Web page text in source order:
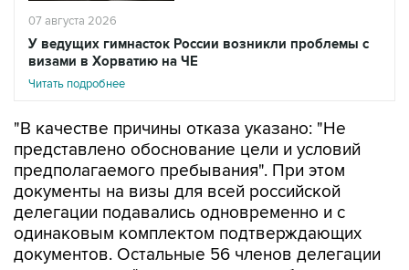
07 августа 2026
У ведущих гимнасток России возникли проблемы с
визами в Хорватию на ЧЕ
Читать подробнее
"В качестве причины отказа указано: "Не
представлено обоснование цели и условий
предполагаемого пребывания". При этом
документы на визы для всей российской
делегации подавались одновременно и с
одинаковым комплектом подтверждающих
документов. Остальные 56 членов делегации